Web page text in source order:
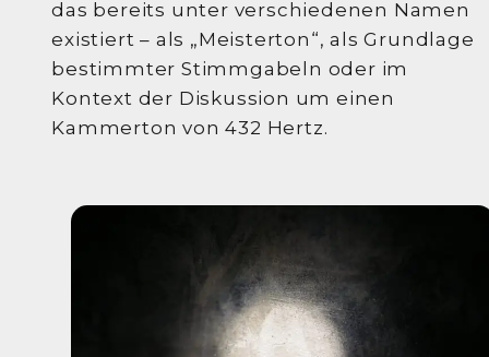
das bereits unter verschiedenen Namen
existiert – als „Meisterton“, als Grundlage
bestimmter Stimmgabeln oder im
Kontext der Diskussion um einen
Kammerton von 432 Hertz.